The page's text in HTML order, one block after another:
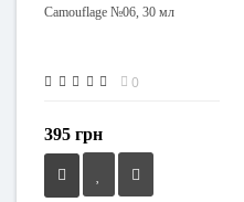
Camouflage №06, 30 мл
0
395 грн